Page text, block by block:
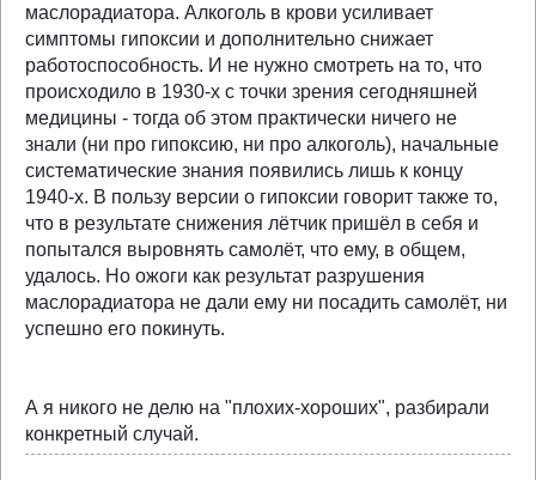
маслорадиатора. Алкоголь в крови усиливает
симптомы гипоксии и дополнительно снижает
работоспособность. И не нужно смотреть на то, что
происходило в 1930-х с точки зрения сегодняшней
медицины - тогда об этом практически ничего не
знали (ни про гипоксию, ни про алкоголь), начальные
систематические знания появились лишь к концу
1940-х. В пользу версии о гипоксии говорит также то,
что в результате снижения лётчик пришёл в себя и
попытался выровнять самолёт, что ему, в общем,
удалось. Но ожоги как результат разрушения
маслорадиатора не дали ему ни посадить самолёт, ни
успешно его покинуть.
А я никого не делю на "плохих-хороших", разбирали
конкретный случай.